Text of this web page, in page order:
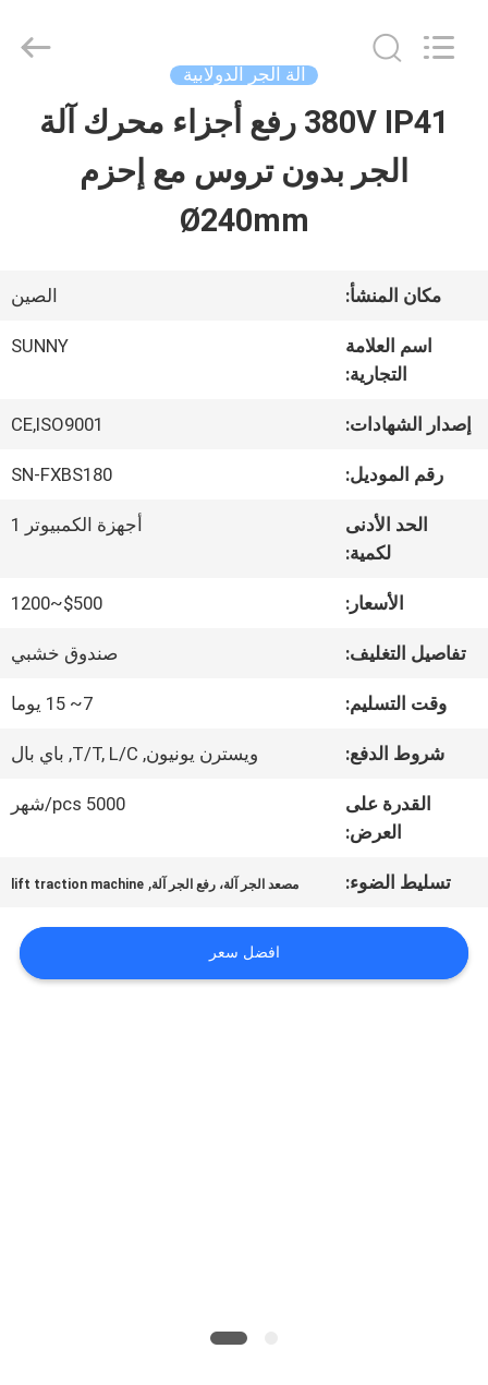
بيت
أشرطة
فيديو
معلومات
المعمل
مراقبة
الجودة
أخبار
SUNNY
آلة الجر الدولابية
380V IP41 رفع أجزاء محرك آلة
الجر بدون تروس مع إحزم
Ø240mm
مكان المنشأ: الصين
اسم العلامة
التجارية:
SUNNY
إصدار الشهادات: CE,ISO9001
رقم الموديل: SN-FXBS180
الحد الأدنى
لكمية:
أجهزة الكمبيوتر 1
الأسعار: $500~1200
تفاصيل التغليف: صندوق خشبي
وقت التسليم: 7~ 15 يوما
شروط الدفع: ويسترن يونيون, T/T, L/C, باي بال
القدرة على
العرض:
5000 pcs/شهر
تسليط الضوء: مصعد الجر آلة، رفع الجر آلة,
lift traction machine
افضل سعر